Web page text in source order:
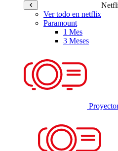
Ver todo en netflix
Paramount
1 Mes
3 Meses